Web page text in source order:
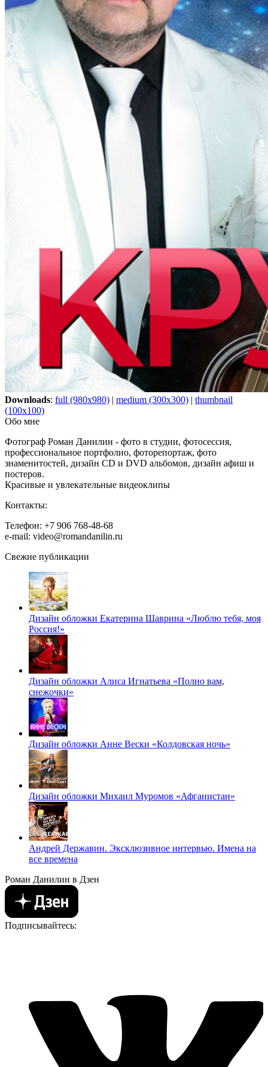
Downloads: full (980x980) | medium (300x300) | thumbnail
(100x100)
Обо мне
Фотограф Роман Данилин - фото в студии, фотосессия,
профессиональное портфолио, фоторепортаж, фото
знаменитостей, дизайн CD и DVD альбомов, дизайн афиш и
постеров.
Красивые и увлекательные видеоклипы
Контакты:
Телефон: +7 906 768-48-68
e-mail: video@romandanilin.ru
Свежие публикации
Дизайн обложки Екатерина Шаврина «Люблю тебя, моя
Россия!»
Дизайн обложки Алиса Игнатьева «Полно вам,
снежочки»
Дизайн обложки Анне Вески «Колдовская ночь»
Дизайн обложки Михаил Муромов «Афганистан»
Андрей Державин. Эксклюзивное интервью. Имена на
все времена
Роман Данилин в Дзен
Подписывайтесь: